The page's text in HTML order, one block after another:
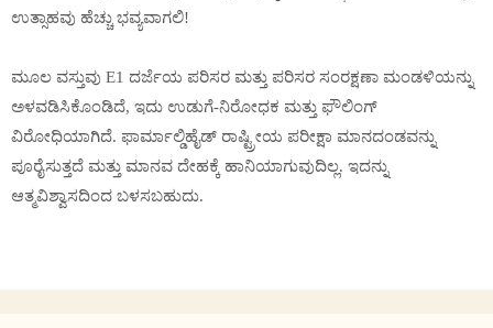
ಉತ್ಸಾಹವು ಹೆಚ್ಚು ಭವ್ಯವಾಗಲಿ!
ಮೂಲ ವಸ್ತುವು E1 ದರ್ಜೆಯ ಪರಿಸರ ಮತ್ತು ಪರಿಸರ ಸಂರಕ್ಷಣಾ ಮಂಡಳಿಯನ್ನು
ಅಳವಡಿಸಿಕೊಂಡಿದೆ, ಇದು ಉಡುಗೆ-ನಿರೋಧಕ ಮತ್ತು ಫೌಲಿಂಗ್
ವಿರೋಧಿಯಾಗಿದೆ. ಫಾರ್ಮಾಲ್ಡಿಹೈಡ್ ರಾಷ್ಟ್ರೀಯ ಪರೀಕ್ಷಾ ಮಾನದಂಡವನ್ನು
ಪೂರೈಸುತ್ತದೆ ಮತ್ತು ಮಾನವ ದೇಹಕ್ಕೆ ಹಾನಿಯಾಗುವುದಿಲ್ಲ. ಇದನ್ನು
ಆತ್ಮವಿಶ್ವಾಸದಿಂದ ಬಳಸಬಹುದು.